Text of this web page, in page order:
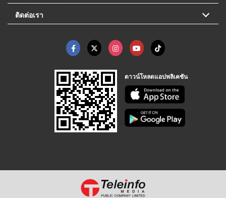
ติดต่อเรา
ดาวน์โหลดแอปพลิเคชัน